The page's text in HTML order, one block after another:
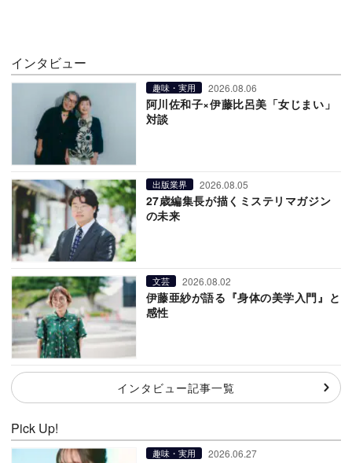
インタビュー
趣味・実用 2026.08.06
阿川佐和子×伊藤比呂美「女じまい」
対談
出版業界 2026.08.05
27歳編集長が描くミステリマガジン
の未来
文芸 2026.08.02
伊藤亜紗が語る『身体の美学入門』と
感性
インタビュー記事一覧
Pick Up!
趣味・実用 2026.06.27